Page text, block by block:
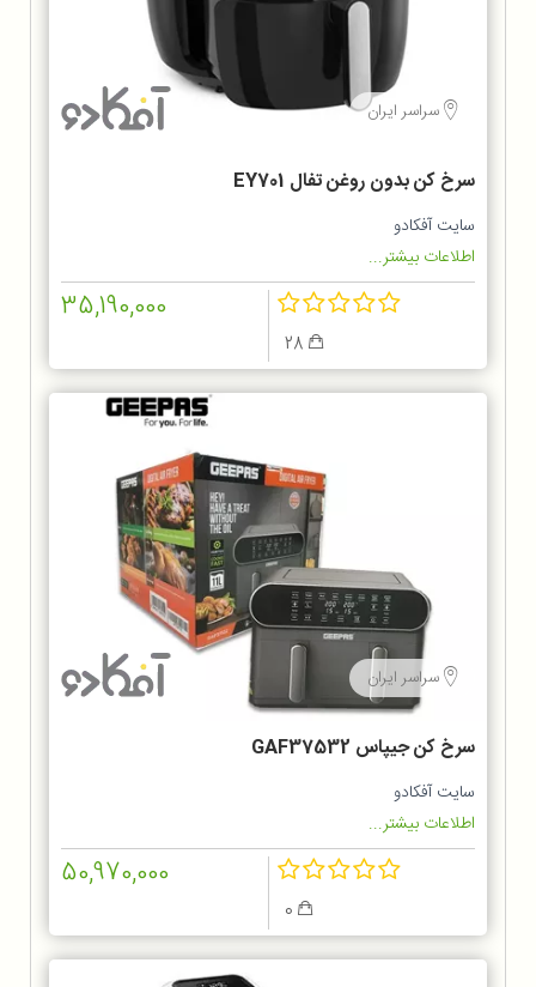
سراسر ایران
سرخ کن بدون روغن تفال EY701
سایت آفکادو
اطلاعات بیشتر...
35,190,000
سراسر ایران
سرخ کن جیپاس GAF37532
سایت آفکادو
اطلاعات بیشتر...
50,970,000